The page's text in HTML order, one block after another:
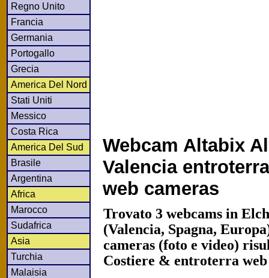
Regno Unito
Francia
Germania
Portogallo
Grecia
America Del Nord
Stati Uniti
Messico
Costa Rica
America Del Sud
Brasile
Argentina
Africa
Marocco
Sudafrica
Asia
Turchia
Malaisia
Webcam Altabix
Valencia
web cameras
Trovato 3 webcams in
(Valencia, Spagna,
cameras (foto e video)
Costiere & entroterra web